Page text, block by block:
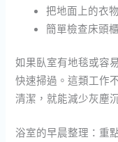
把地面上的衣
簡單檢查床頭
如果臥室有地毯或容
快速掃過。這類工作
清潔，就能減少灰塵
浴室的早晨整理：重